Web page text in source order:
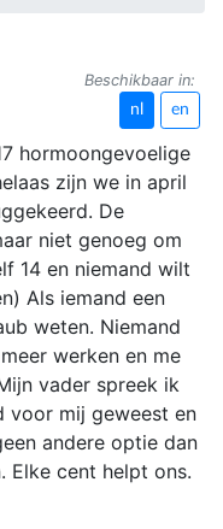
Beschikbaar in:
nl en
hormoongevoelige
zijn we in april
De
niet genoeg om
14 en niemand wilt
Als iemand een
weten. Niemand
werken en me
vader spreek ik
voor mij geweest en
andere optie dan
Elke cent helpt ons.